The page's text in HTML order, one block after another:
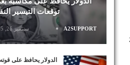
توقعات التيسير
A2SUPPORT سبتمبر 26, 2025
الدولار يحافظ على